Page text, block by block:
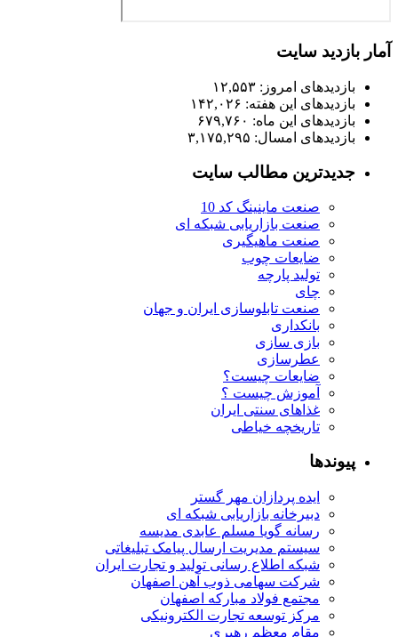
آمار بازدید سایت
بازدیدهای امروز: ۱۲,۵۵۳
بازدیدهای این هفته: ۱۴۲,۰۲۶
بازدیدهای این ماه: ۶۷۹,۷۶۰
بازدیدهای امسال: ۳,۱۷۵,۲۹۵
جدیدترین مطالب سایت
صنعت ماینینگ کد 10
صنعت بازاریابی شبکه ای
صنعت ماهیگیری
ضایعات چوب
تولید پارچه
چای
صنعت تابلوسازی ایران و جهان
بانکداری
بازی سازی
عطرسازی
ضایعات چیست؟
آموزش چیست ؟
غذاهای سنتی ایران
تاریخچه خیاطی
پیوندها
ایده پردازان مهر گستر
دبیرخانه بازاریابی شبکه ای
رسانه گویا مسلم عابدی مدیسه
سیستم مدیریت ارسال پیامک تبلیغاتی
شبکه اطلاع رسانی تولید و تجارت ایران
شرکت سهامی ذوب آهن اصفهان
مجتمع فولاد مبارکه اصفهان
مرکز توسعه تجارت الکترونیکی
مقام معظم رهبری